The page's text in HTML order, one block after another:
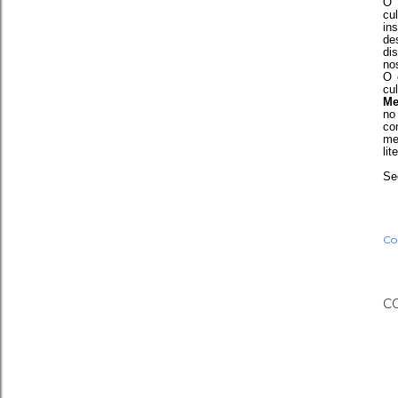
O
no